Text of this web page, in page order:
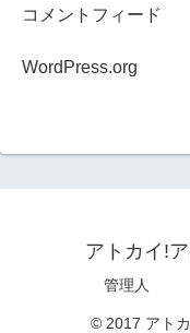
コメントフィード
WordPress.org
アトカイ!
管理人
© 2017 アト